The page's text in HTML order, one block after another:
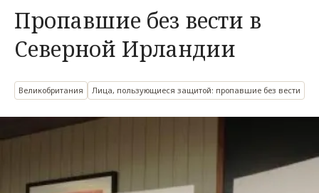
Пропавшие без вести в
Северной Ирландии
Великобритания Лица, пользующиеся защитой: пропавшие без вести